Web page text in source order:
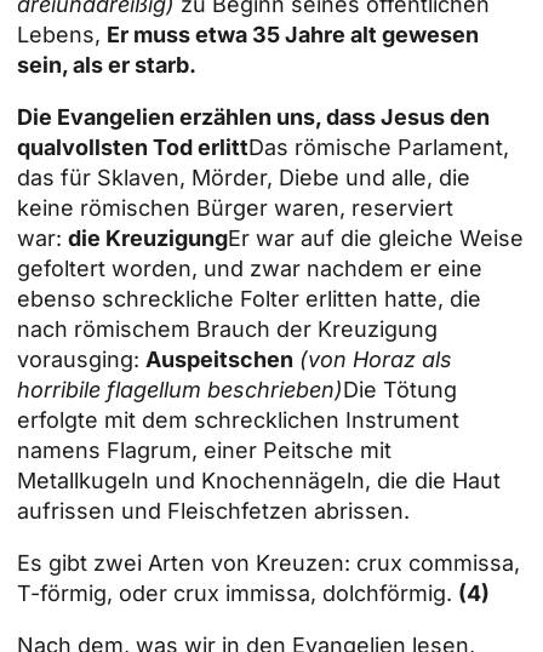
Lebens, Er muss etwa 35 Jahre alt gewesen
sein, als er starb.
Die Evangelien erzählen uns, dass Jesus den
qualvollsten Tod erlittDas römische Parlament,
das für Sklaven, Mörder, Diebe und alle, die
keine römischen Bürger waren, reserviert
war: die KreuzigungEr war auf die gleiche Weise
gefoltert worden, und zwar nachdem er eine
ebenso schreckliche Folter erlitten hatte, die
nach römischem Brauch der Kreuzigung
vorausging: Auspeitschen (von Horaz als
horribile flagellum beschrieben)Die Tötung
erfolgte mit dem schrecklichen Instrument
namens Flagrum, einer Peitsche mit
Metallkugeln und Knochennägeln, die die Haut
aufrissen und Fleischfetzen abrissen.
Es gibt zwei Arten von Kreuzen: crux commissa,
T-förmig, oder crux immissa, dolchförmig. (4)
Nach dem, was wir in den Evangelien lesen,